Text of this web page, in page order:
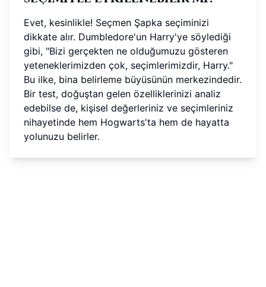
Evet, kesinlikle! Seçmen Şapka seçiminizi
dikkate alır. Dumbledore'un Harry'ye söylediği
gibi, "Bizi gerçekten ne olduğumuzu gösteren
yeteneklerimizden çok, seçimlerimizdir, Harry."
Bu ilke, bina belirleme büyüsünün merkezindedir.
Bir test, doğuştan gelen özelliklerinizi analiz
edebilse de, kişisel değerleriniz ve seçimleriniz
nihayetinde hem Hogwarts'ta hem de hayatta
yolunuzu belirler.